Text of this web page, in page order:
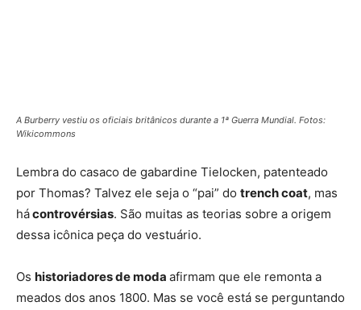
A Burberry vestiu os oficiais britânicos durante a 1ª Guerra Mundial. Fotos:
Wikicommons
Lembra do casaco de gabardine Tielocken, patenteado
por Thomas? Talvez ele seja o “pai” do trench coat, mas
hácontrovérsias. São muitas as teorias sobre a origem
dessa icônica peça do vestuário.
Os historiadores de moda afirmam que ele remonta a
meados dos anos 1800. Mas se você está se perguntando